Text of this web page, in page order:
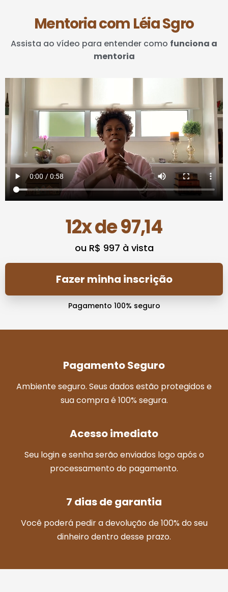
Mentoria com Léia Sgro
Assista ao vídeo para entender como funciona a
mentoria
12x de 97,14
ou R$ 997 à vista
Fazer minha inscrição
Pagamento 100% seguro
Pagamento Seguro
Ambiente seguro. Seus dados estão protegidos e
sua compra é 100% segura.
Acesso imediato
Seu login e senha serão enviados logo após o
processamento do pagamento.
7 dias de garantia
Você poderá pedir a devolução de 100% do seu
dinheiro dentro desse prazo.